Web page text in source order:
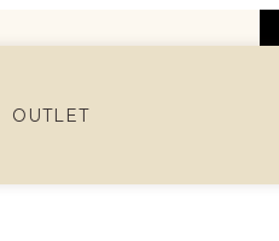
OUTLET